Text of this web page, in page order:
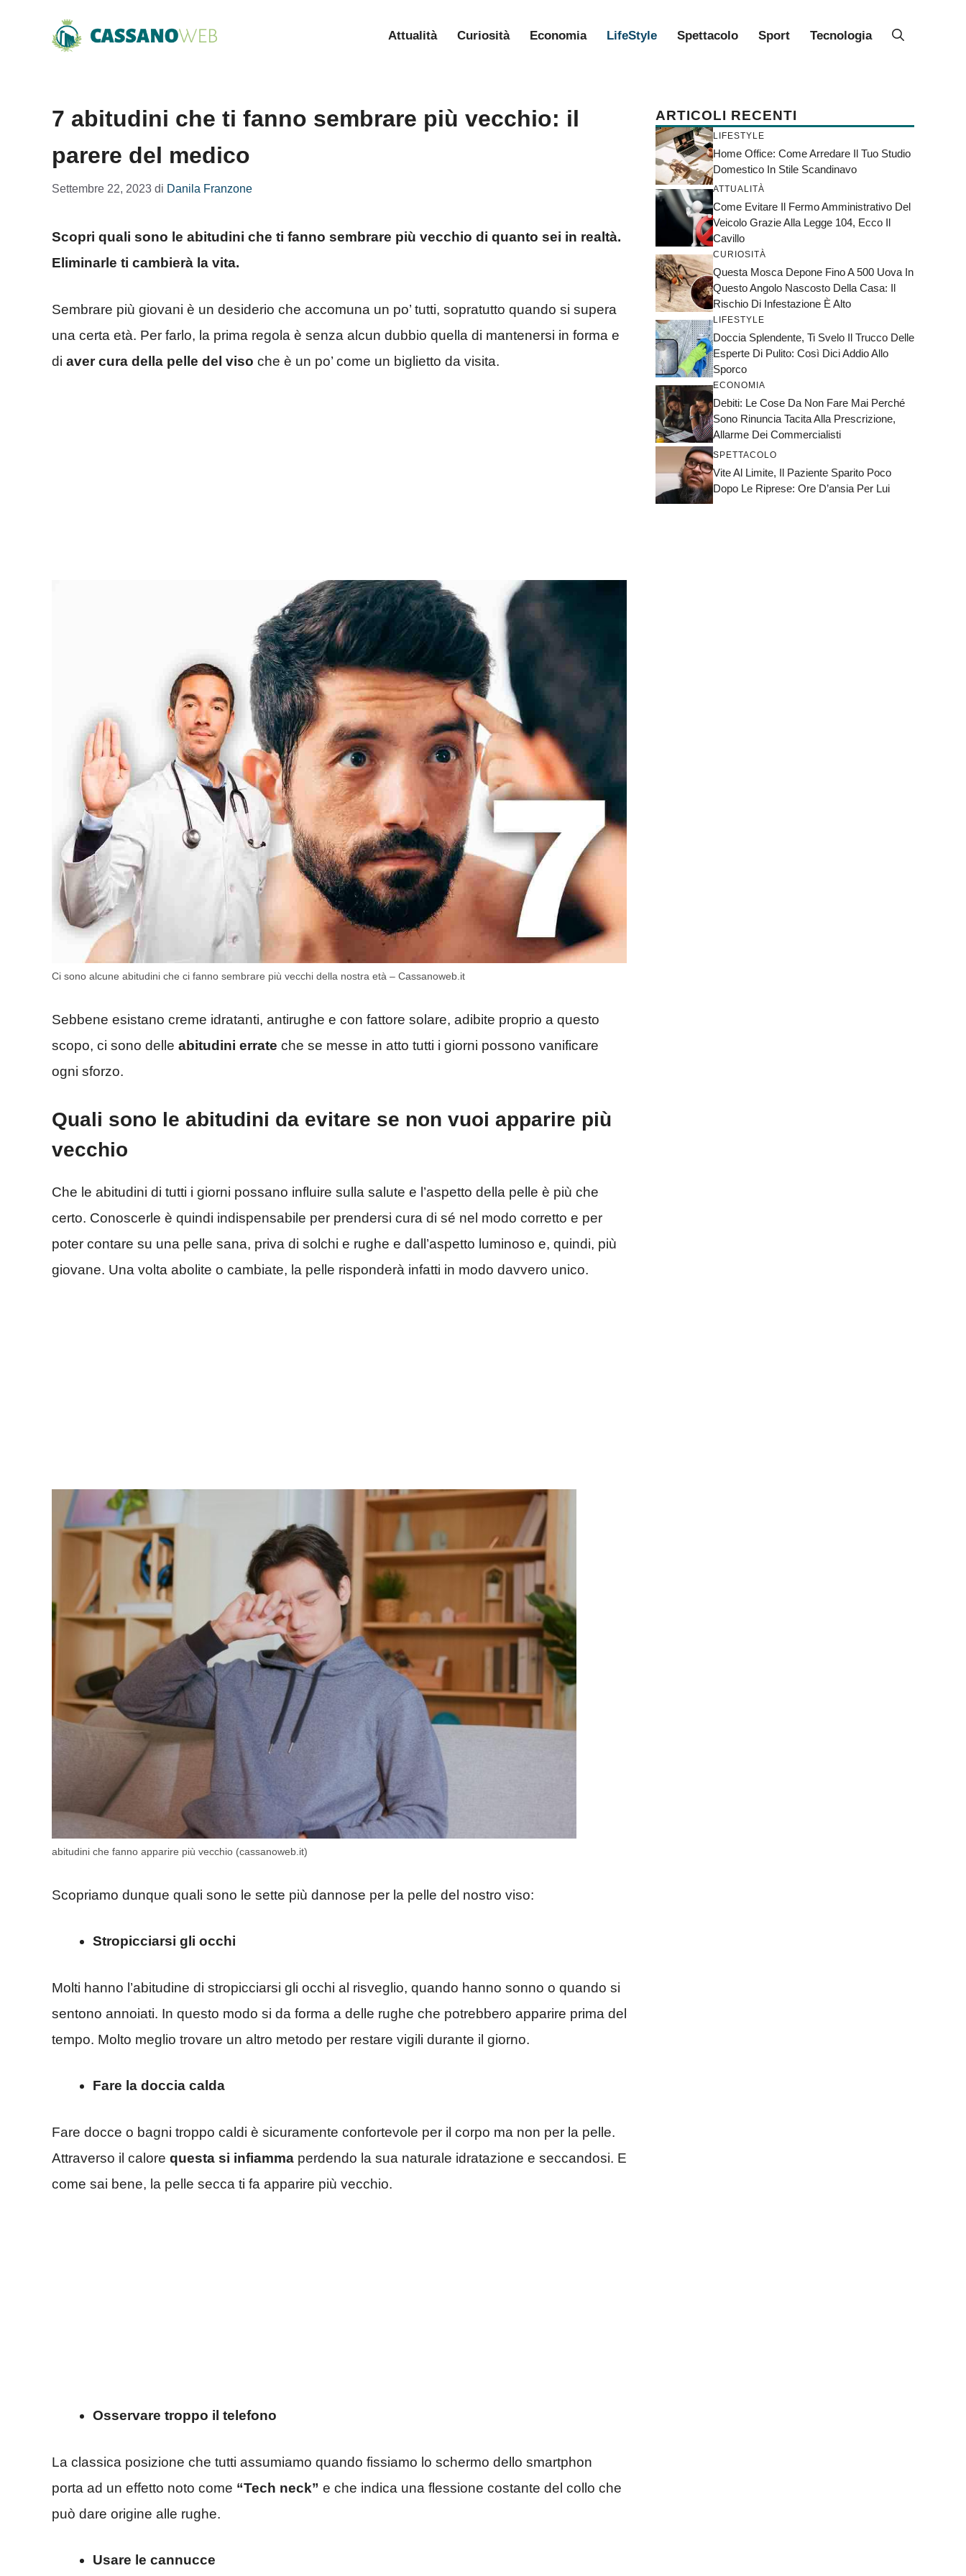
Attualità Curiosità Economia LifeStyle Spettacolo Sport Tecnologia
7 abitudini che ti fanno sembrare più vecchio: il
parere del medico
Settembre 22, 2023 di Danila Franzone
Scopri quali sono le abitudini che ti fanno sembrare più vecchio di quanto sei in realtà.
Eliminarle ti cambierà la vita.
Sembrare più giovani è un desiderio che accomuna un po’ tutti, sopratutto quando si supera
una certa età. Per farlo, la prima regola è senza alcun dubbio quella di mantenersi in forma e
di aver cura della pelle del viso che è un po’ come un biglietto da visita.
Ci sono alcune abitudini che ci fanno sembrare più vecchi della nostra età – Cassanoweb.it
Sebbene esistano creme idratanti, antirughe e con fattore solare, adibite proprio a questo
scopo, ci sono delle abitudini errate che se messe in atto tutti i giorni possono vanificare
ogni sforzo.
Quali sono le abitudini da evitare se non vuoi apparire più
vecchio
Che le abitudini di tutti i giorni possano influire sulla salute e l’aspetto della pelle è più che
certo. Conoscerle è quindi indispensabile per prendersi cura di sé nel modo corretto e per
poter contare su una pelle sana, priva di solchi e rughe e dall’aspetto luminoso e, quindi, più
giovane. Una volta abolite o cambiate, la pelle risponderà infatti in modo davvero unico.
abitudini che fanno apparire più vecchio (cassanoweb.it)
Scopriamo dunque quali sono le sette più dannose per la pelle del nostro viso:
Stropicciarsi gli occhi
Molti hanno l’abitudine di stropicciarsi gli occhi al risveglio, quando hanno sonno o quando si
sentono annoiati. In questo modo si da forma a delle rughe che potrebbero apparire prima del
tempo. Molto meglio trovare un altro metodo per restare vigili durante il giorno.
Fare la doccia calda
Fare docce o bagni troppo caldi è sicuramente confortevole per il corpo ma non per la pelle.
Attraverso il calore questa si infiamma perdendo la sua naturale idratazione e seccandosi. E
come sai bene, la pelle secca ti fa apparire più vecchio.
Osservare troppo il telefono
La classica posizione che tutti assumiamo quando fissiamo lo schermo dello smartphon
porta ad un effetto noto come “Tech neck” e che indica una flessione costante del collo che
può dare origine alle rughe.
Usare le cannucce
ARTICOLI RECENTI
LIFESTYLE
Home Office: Come Arredare Il Tuo Studio
Domestico In Stile Scandinavo
ATTUALITÀ
Come Evitare Il Fermo Amministrativo Del
Veicolo Grazie Alla Legge 104, Ecco Il
Cavillo
CURIOSITÀ
Questa Mosca Depone Fino A 500 Uova In
Questo Angolo Nascosto Della Casa: Il
Rischio Di Infestazione È Alto
LIFESTYLE
Doccia Splendente, Ti Svelo Il Trucco Delle
Esperte Di Pulito: Così Dici Addio Allo
Sporco
ECONOMIA
Debiti: Le Cose Da Non Fare Mai Perché
Sono Rinuncia Tacita Alla Prescrizione,
Allarme Dei Commercialisti
SPETTACOLO
Vite Al Limite, Il Paziente Sparito Poco
Dopo Le Riprese: Ore D’ansia Per Lui